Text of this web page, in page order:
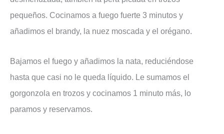
pequeños. Cocinamos a fuego fuerte 3 minutos y
añadimos el brandy, la nuez moscada y el orégano.
Bajamos el fuego y añadimos la nata, reduciéndose
hasta que casi no le queda líquido. Le sumamos el
gorgonzola en trozos y cocinamos 1 minuto más, lo
paramos y reservamos.